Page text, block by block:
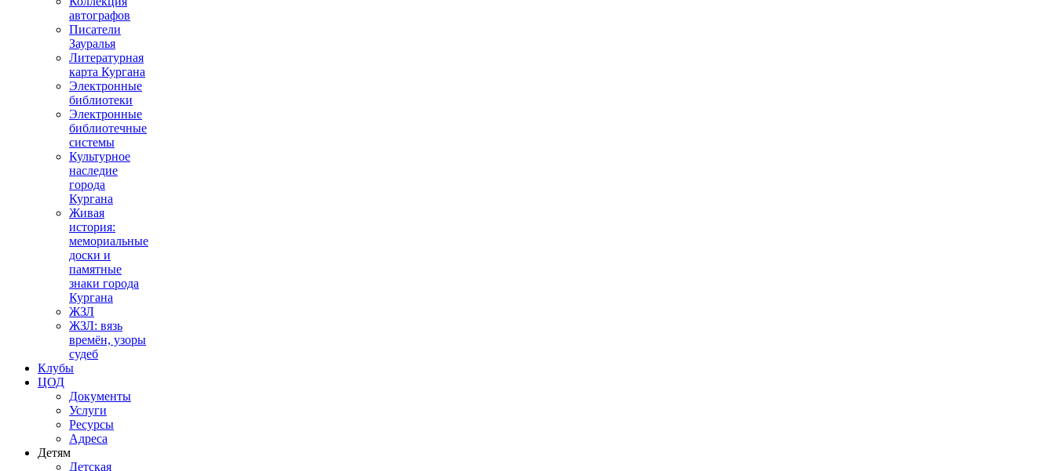
автографов
Писатели
Зауралья
Литературная
карта Кургана
Электронные
библиотеки
Электронные
библиотечные
системы
Культурное
наследие
города
Кургана
Живая
история:
мемориальные
доски и
памятные
знаки города
Кургана
ЖЗЛ
ЖЗЛ: вязь
времён, узоры
судеб
Клубы
ЦОД
Документы
Услуги
Ресурсы
Адреса
Детям
Детская